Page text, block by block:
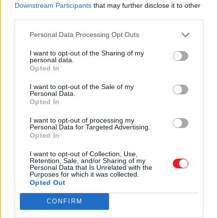
Downstream Participants that may further disclose it to other
Personal Data Processing Opt Outs
I want to opt-out of the Sharing of my
personal data.
Opted In
I want to opt-out of the Sale of my
Personal Data.
Opted In
I want to opt-out of processing my
Personal Data for Targeted Advertising.
Opted In
I want to opt-out of Collection, Use,
Retention, Sale, and/or Sharing of my
Personal Data that Is Unrelated with the
Purposes for which it was collected.
Opted Out
CONFIRM
résultat sobre et élégant.
Que vous soyez d’avantage adepte de barreaudages, de
métal, de verre ou d’imitation bois, les gardes corps en
aluminium répondront à toutes vos envies et vous
conviendront parfaitement !